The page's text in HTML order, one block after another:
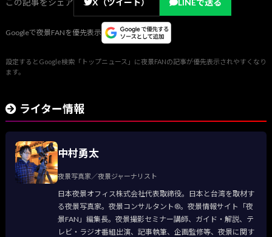
この記事をシェア X（ツイート） LINEで送る
Googleで夜景FANを優先表示
設定するとGoogle検索「トップニュース」に夜景FANの記事が優先表示されやすくなり
ます。
ライター情報
中村勇太
夜景写真家／夜景ジャーナリスト
日本夜景オフィス株式会社代表取締役。日本と台湾を取材す
る夜景写真家。夜景コンサルタント®。夜景情報サイト「夜
景FAN」編集長。夜景撮影セミナー講師、ガイド・解説、テ
レビ・ラジオ番組出演、記事執筆、企画監修等、夜景に関す